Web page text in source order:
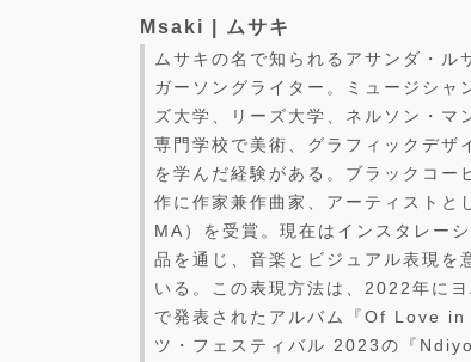
Msaki | ムサキ
ムサキの名で知られるアサンダ・ル
ガーソングライター。ミュージシャ
ズ大学、リーズ大学、ネルソン・マ
専門学校で美術、グラフィックデザ
を学んだ経験がある。ブラックコー
作に作家兼作曲家、アーティストと
MA）を受賞。現在はインスタレー
品を通じ、音楽とビジュアル表現を
いる。この表現方法は、2022年に
で発表されたアルバム『Of Love
ツ・フェスティバル 2023の『